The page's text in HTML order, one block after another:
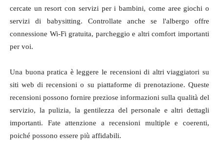
cercate un resort con servizi per i bambini, come aree giochi o
servizi di babysitting. Controllate anche se l'albergo offre
connessione Wi-Fi gratuita, parcheggio e altri comfort importanti
per voi.
Una buona pratica è leggere le recensioni di altri viaggiatori su
siti web di recensioni o su piattaforme di prenotazione. Queste
recensioni possono fornire preziose informazioni sulla qualità del
servizio, la pulizia, la gentilezza del personale e altri dettagli
importanti. Fate attenzione a recensioni multiple e coerenti,
poiché possono essere più affidabili.